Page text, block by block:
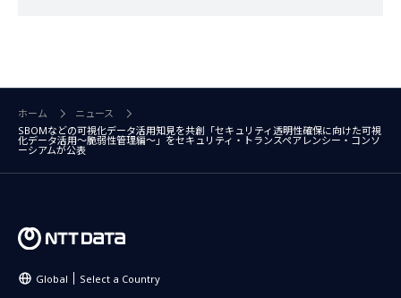
ホーム
ニュース
SBOMなどの可視化データ活用知見を共創「セキュリティ透明性確保に向けた可視
化データ活用～脆弱性管理編～」をセキュリティ・トランスペアレンシー・コンソ
ーシアムが公表
Global Select a Country